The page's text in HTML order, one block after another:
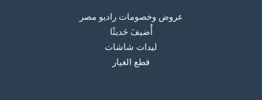
عروض وخصومات راديو مصر
أُضيفَ حَديثًا
ليدات شاشات
قطع الغيار